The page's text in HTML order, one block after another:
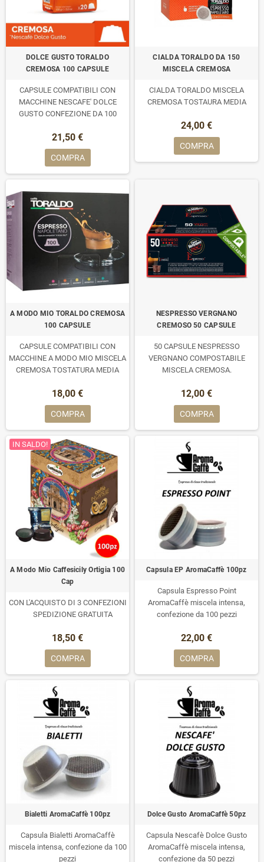
DOLCE GUSTO TORALDO
CREMOSA 100 CAPSULE
CAPSULE COMPATIBILI CON
MACCHINE NESCAFE' DOLCE
GUSTO CONFEZIONE DA 100
21,50 €
COMPRA
CIALDA TORALDO DA 150
MISCELA CREMOSA
CIALDA TORALDO MISCELA
CREMOSA TOSTAURA MEDIA
24,00 €
COMPRA
A MODO MIO TORALDO CREMOSA
100 CAPSULE
CAPSULE COMPATIBILI CON
MACCHINE A MODO MIO MISCELA
CREMOSA TOSTATURA MEDIA
18,00 €
COMPRA
NESPRESSO VERGNANO
CREMOSO 50 CAPSULE
50 CAPSULE NESPRESSO
VERGNANO COMPOSTABILE
MISCELA CREMOSA.
12,00 €
COMPRA
IN SALDO!
A Modo Mio Caffesicily Ortigia 100
Cap
CON L'ACQUISTO DI 3 CONFEZIONI
SPEDIZIONE GRATUITA
18,50 €
COMPRA
Capsula EP AromaCaffè 100pz
Capsula Espresso Point
AromaCaffè miscela intensa,
confezione da 100 pezzi
22,00 €
COMPRA
Bialetti AromaCaffè 100pz
Capsula Bialetti AromaCaffè
miscela intensa, confezione da 100
pezzi
Dolce Gusto AromaCaffè 50pz
Capsula Nescafè Dolce Gusto
AromaCaffè miscela intensa,
confezione da 50 pezzi